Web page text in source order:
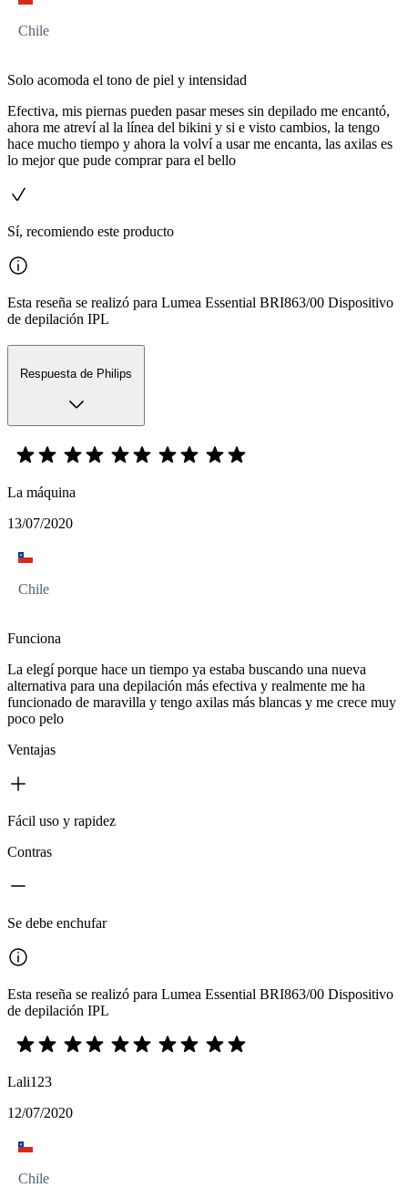
Chile
Solo acomoda el tono de piel y intensidad
Efectiva, mis piernas pueden pasar meses sin depilado me encantó,
ahora me atreví al la línea del bikini y si e visto cambios, la tengo
hace mucho tiempo y ahora la volví a usar me encanta, las axilas es
lo mejor que pude comprar para el bello
Sí, recomiendo este producto
Esta reseña se realizó para Lumea Essential BRI863/00 Dispositivo
de depilación IPL
Respuesta de Philips
La máquina
13/07/2020
Chile
Funciona
La elegí porque hace un tiempo ya estaba buscando una nueva
alternativa para una depilación más efectiva y realmente me ha
funcionado de maravilla y tengo axilas más blancas y me crece muy
poco pelo
Ventajas
Fácil uso y rapidez
Contras
Se debe enchufar
Esta reseña se realizó para Lumea Essential BRI863/00 Dispositivo
de depilación IPL
Lali123
12/07/2020
Chile